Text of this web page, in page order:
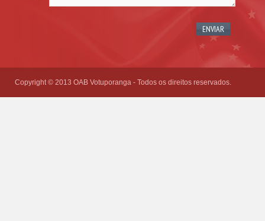
Copyright © 2013 OAB Votuporanga - Todos os direitos reservados.